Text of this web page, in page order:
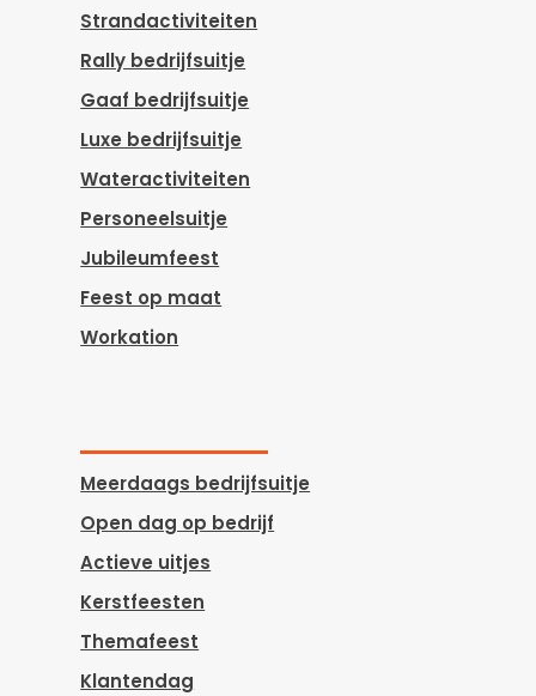
Strandactiviteiten
Rally bedrijfsuitje
Gaaf bedrijfsuitje
Luxe bedrijfsuitje
Wateractiviteiten
Personeelsuitje
Jubileumfeest
Feest op maat
Workation
Meerdaags bedrijfsuitje
Open dag op bedrijf
Actieve uitjes
Kerstfeesten
Themafeest
Klantendag